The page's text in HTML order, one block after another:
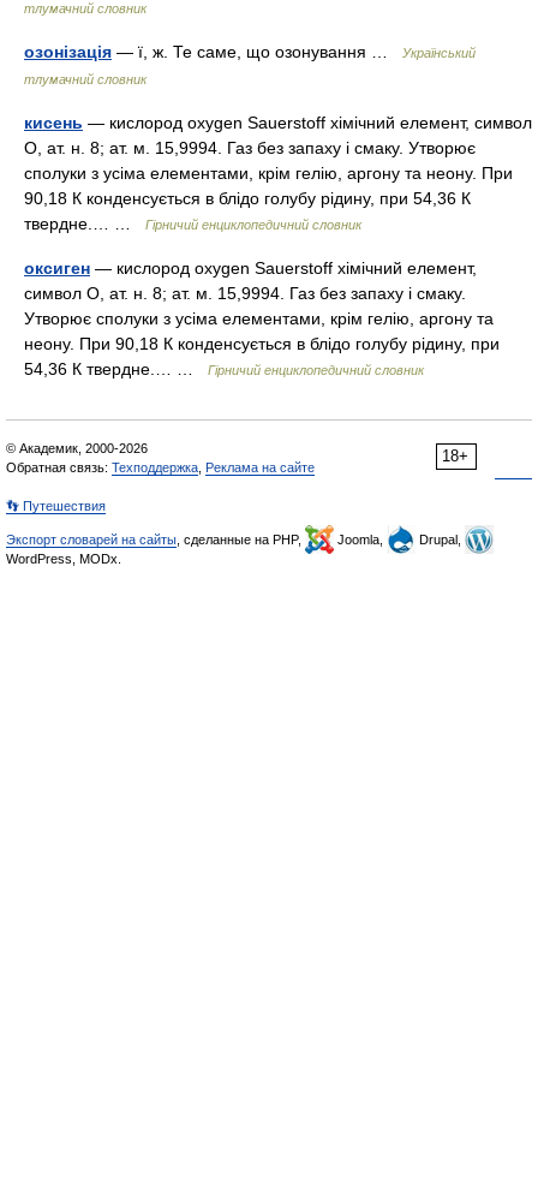
тлумачний словник
озонізація — ї, ж. Те саме, що озонування …
Український
тлумачний словник
кисень — кислород oxygen Sauerstoff хімічний елемент, символ
О, ат. н. 8; ат. м. 15,9994. Газ без запаху і смаку. Утворює
сполуки з усіма елементами, крім гелію, аргону та неону. При
90,18 К конденсується в блідо голубу рідину, при 54,36 К
твердне.… …
Гірничий енциклопедичний словник
оксиген — кислород oxygen Sauerstoff хімічний елемент,
символ О, ат. н. 8; ат. м. 15,9994. Газ без запаху і смаку.
Утворює сполуки з усіма елементами, крім гелію, аргону та
неону. При 90,18 К конденсується в блідо голубу рідину, при
54,36 К твердне.… …
Гірничий енциклопедичний словник
18+
© Академик, 2000-2026
Обратная связь: Техподдержка Реклама на сайте
👣 Путешествия
Экспорт словарей на сайты , сделанные на PHP, Joomla,
Drupal,
WordPress, MODx.